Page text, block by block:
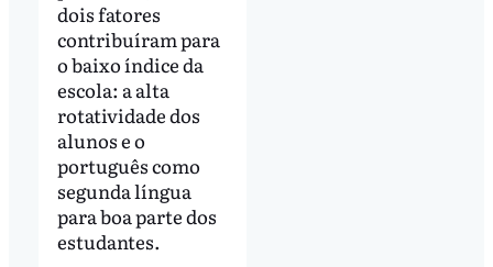
dois fatores
contribuíram para
o baixo índice da
escola: a alta
rotatividade dos
alunos e o
português como
segunda língua
para boa parte dos
estudantes.